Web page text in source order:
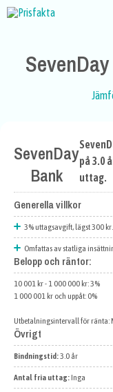
SevenDay
Bank
på 3.0
uttag.
Generella villkor
3% uttagsavgift, lägst 300 kr.
Omfattas av statliga
Belopp och räntor:
10 001 kr - 1 000 000 kr: 3%
1 000 001 kr och uppåt: 0%
Utbetalningsintervall för ränta:
Övrigt
Bindningstid:3.0 år
Antal fria uttag: Inga